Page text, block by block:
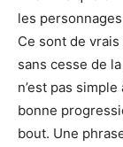
les
Ce sont de
sans cesse de
n’est pas
bonne
bout. Une